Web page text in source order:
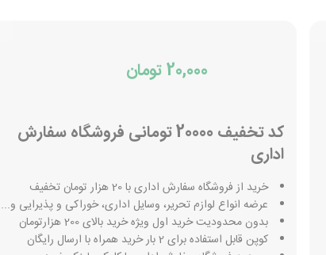
20,000 تومان
کد تخفیف 20000 تومانی فروشگاه سفارش
اداری
خرید از فروشگاه سفارش اداری با 20 هزار تومان تخفیف
عرضه انواع لوازم تحریر، وسایل اداری، خوراکی و پذیرایی و...
بدون محدودیت خرید اول ویژه خرید بالای 200 هزارتومان
کوپن قابل استفاده برای 2 بار خرید همراه با ارسال رایگان